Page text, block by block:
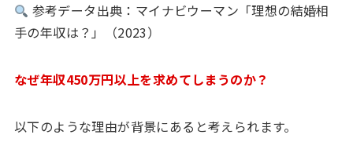
参考データ出典：マイナビウーマン「理想の結婚相
手の年収は？」（2023）
なぜ年収450万円以上を求めてしまうのか？
以下のような理由が背景にあると考えられます。